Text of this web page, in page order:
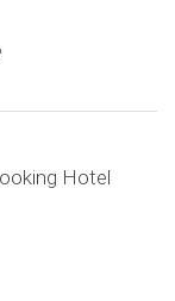
Hotel